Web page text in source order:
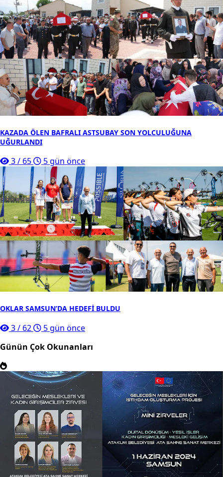
KAZADA ÖLEN BAFRALI ASTSUBAY SON YOLCULUĞUNA
UĞURLANDI
3/ 65 5 gün önce
OKLAR SAMSUN’DA HEDEFİ BULDU
3/ 62
5 gün önce
Günün Çok Okunanları